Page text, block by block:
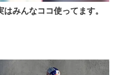
みんなココ使ってます。